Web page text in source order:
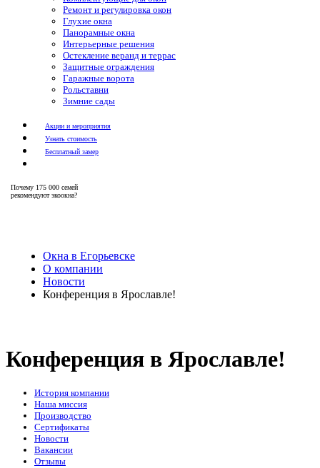
Ремонт и регулировка окон
Глухие окна
Панорамные окна
Интерьерные решения
Остекление веранд и террас
Защитные ограждения
Гаражные ворота
Рольставни
Зимние сады
Акции и мероприятия
Узнать стоимость
Бесплатный замер
Почему 175 000 семей
рекомендуют экоокна?
Окна в Егорьевске
О компании
Новости
Конференция в Ярославле!
Конференция в Ярославле!
История компании
Наша миссия
Производство
Сертификаты
Новости
Вакансии
Отзывы